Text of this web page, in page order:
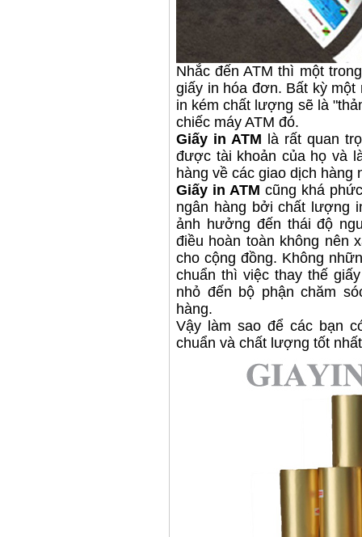
Nhắc đến ATM thì một
giấy in hóa đơn. Bất kỳ một
in kém chất lượng sẽ là
chiếc máy ATM đó.
Giấy in ATM là rất quan
được tài khoản của họ và
hàng về các giao dịch hàng
Giấy in ATM cũng khá
ngân hàng bởi chất lượng
ảnh hưởng đến thái độ
điều hoàn toàn không nên
cho cộng đồng. Không
chuẩn thì việc thay thế
nhỏ đến bộ phận chăm
hàng.
Vậy làm sao để các bạn
chuẩn và chất lượng tốt